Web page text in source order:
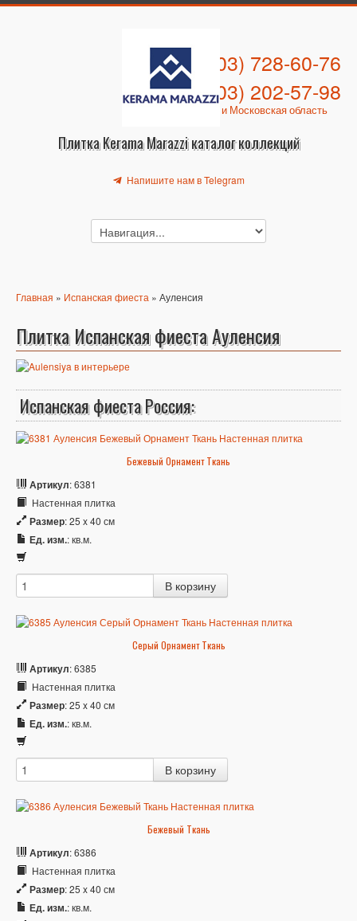
Плитка Kerama Marazzi каталог коллекций
+7 (903) 728-60-76
+7 (903) 202-57-98
Москва и Московская область
Напишите нам в Telegram
Главная » Испанская фиеста » Ауленсия
Плитка Испанская фиеста Ауленсия
Испанская фиеста Россия:
Бежевый Орнамент Ткань
Артикул: 6381
Настенная плитка
Размер: 25 x 40 см
Ед. изм.: кв.м.
Серый Орнамент Ткань
Артикул: 6385
Настенная плитка
Размер: 25 x 40 см
Ед. изм.: кв.м.
Бежевый Ткань
Артикул: 6386
Настенная плитка
Размер: 25 x 40 см
Ед. изм.: кв.м.